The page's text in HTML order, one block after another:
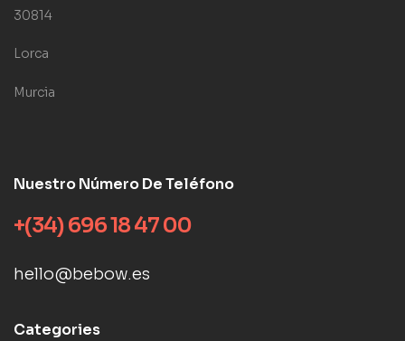
30814
Lorca
Murcia
Nuestro Número De Teléfono
+(34) 696 18 47 00
hello@bebow.es
Categories